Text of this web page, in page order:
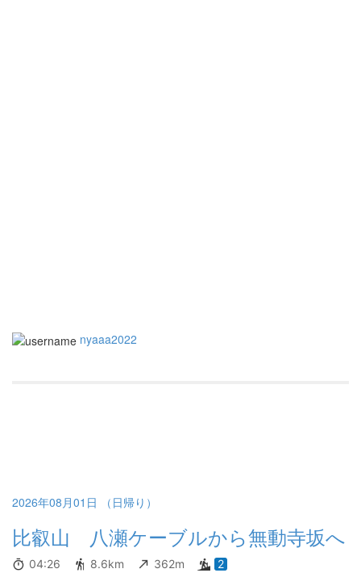
nyaaa2022
2026年08月01日 （日帰り）
比叡山 八瀬ケーブルから無動寺坂へ
04:26 8.6km 362m 2